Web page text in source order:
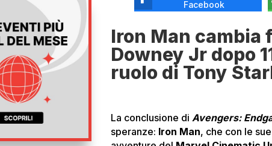
Facebook
Iron Man cambia
Downey Jr dopo
ruolo di Tony
La conclusione diAvengers:
speranze: Iron Man, che con le